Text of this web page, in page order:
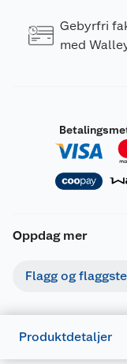
Gebyrfri
med
Oppdag mer
Flagg og
Produktdetaljer